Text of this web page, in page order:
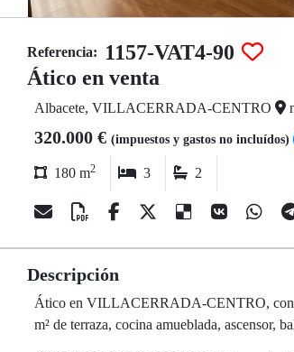
Referencia:
1157-VAT4-90
Ático en venta
Albacete, VILLACERRADA-CENTRO
320.000 € (impuestos y gastos no incluídos)
180 m2 3 2
Descripción
Ático en VILLACERRADA-CENTRO, con
m² de terraza, cocina amueblada, ascensor,